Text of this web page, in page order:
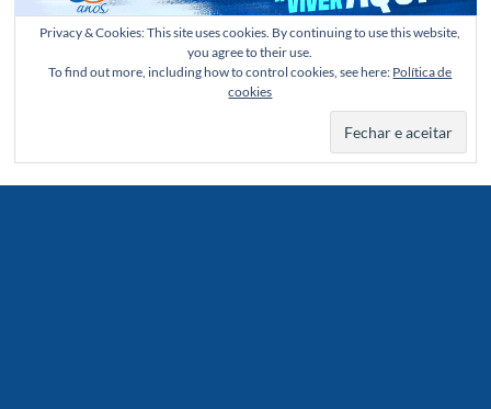
Privacy & Cookies: This site uses cookies. By continuing to use this website,
you agree to their use.
To find out more, including how to control cookies, see here: Política de
cookies